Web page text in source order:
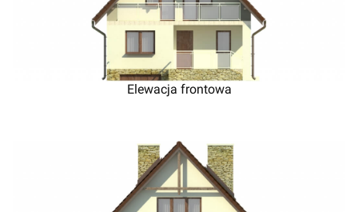
Elewacja frontowa